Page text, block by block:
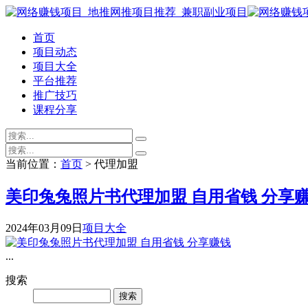
首页
项目动态
项目大全
平台推荐
推广技巧
课程分享
当前位置： 首页 > 代理加盟
美印兔兔照片书代理加盟 自用省钱 分享
2024年03月09日 项目大全
...
搜索